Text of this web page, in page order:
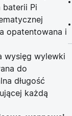
baterii Pi
opatentowana i
wysięg wylewki
do
długość
każdą